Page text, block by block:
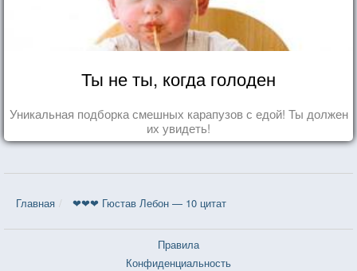
Ты не ты, когда голоден
Уникальная подборка смешных карапузов с едой! Ты должен
их увидеть!
Главная ❤❤❤ Гюстав Лебон — 10 цитат
Правила
Конфиденциальность